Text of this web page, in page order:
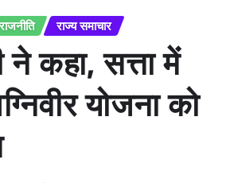
राजनीति राज्य समाचार
ने कहा, सत्ता में
योजना को